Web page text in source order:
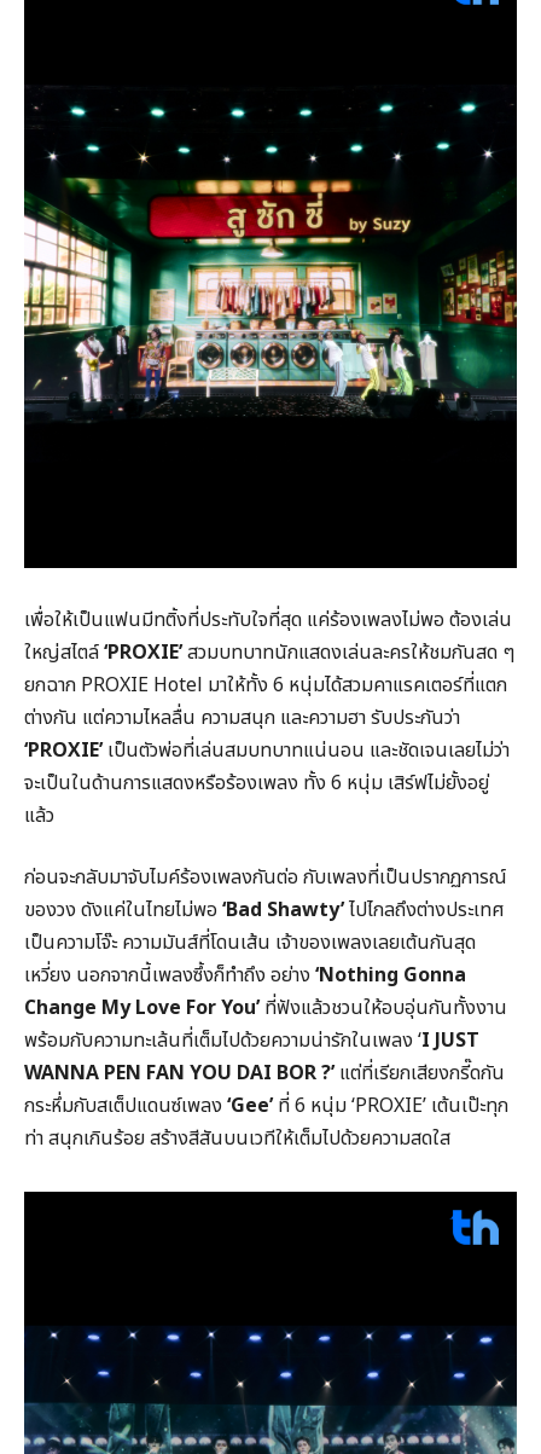
เพื่อให้เป็นแฟนมีทติ้งที่ประทับใจที่สุด แค่ร้องเพลงไม่พอ ต้องเล่น
ใหญ่สไตล์‘PROXIE’สวมบทบาทนักแสดงเล่นละครให้ชมกันสด ๆ
ยกฉาก PROXIE Hotel มาให้ทั้ง 6 หนุ่มได้สวมคาแรคเตอร์ที่แตก
ต่างกัน แต่ความไหลลื่น ความสนุก และความฮา รับประกันว่า
‘PROXIE’เป็นตัวพ่อที่เล่นสมบทบาทแน่นอน และชัดเจนเลยไม่ว่า
จะเป็นในด้านการแสดงหรือร้องเพลง ทั้ง 6 หนุ่ม เสิร์ฟไม่ยั้งอยู่
แล้ว
ก่อนจะกลับมาจับไมค์ร้องเพลงกันต่อ กับเพลงที่เป็นปรากฏการณ์
ของวง ดังแค่ในไทยไม่พอ ‘Bad Shawty’ไปไกลถึงต่างประเทศ
เป็นความโจ๊ะ ความมันส์ที่โดนเส้น เจ้าของเพลงเลยเต้นกันสุด
เหวี่ยง นอกจากนี้เพลงซึ้งก็ทำถึง อย่าง ‘Nothing Gonna
Change My Love For You’ที่ฟังแล้วชวนให้อบอุ่นกันทั้งงาน
พร้อมกับความทะเล้นที่เต็มไปด้วยความน่ารักในเพลง ‘I JUST
WANNA PEN FAN YOU DAI BOR ?’แต่ที่เรียกเสียงกรี๊ดกัน
กระหึ่มกับสเต็ปแดนซ์เพลง ‘Gee’ที่ 6 หนุ่ม ‘PROXIE’ เต้นเป๊ะทุก
ท่า สนุกเกินร้อย สร้างสีสันบนเวทีให้เต็มไปด้วยความสดใส